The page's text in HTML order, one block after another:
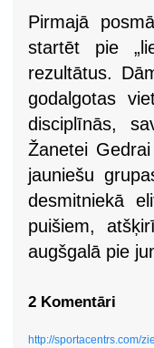
Pirmajā
startēt pie
rezultātus.
godalgotas
disciplīnās,
Žanetei
jauniešu
desmitniekā
puišiem,
augšgalā pie
2 Komentāri
http://sportacentrs.com/